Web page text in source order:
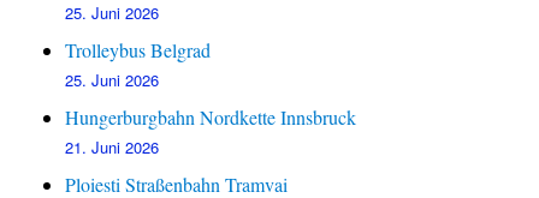
25. Juni 2026
Trolleybus Belgrad
25. Juni 2026
Hungerburgbahn Nordkette Innsbruck
21. Juni 2026
Ploiesti Straßenbahn Tramvai